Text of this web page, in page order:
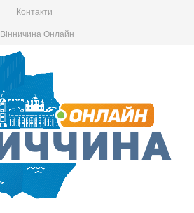
Контакти
Вінничина Онлайн